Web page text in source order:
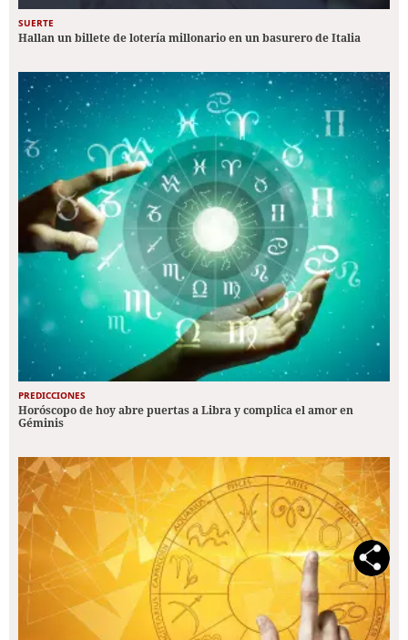
SUERTE
Hallan un billete de lotería millonario en un basurero de Italia
PREDICCIONES
Horóscopo de hoy abre puertas a Libra y complica el amor en
Géminis